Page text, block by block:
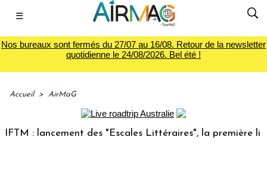
☰
Nos bureaux sont fermés du 27/07 au 16/08. Retour de la newsletter
quotidienne le 24/08/2026. Bel été !
Accueil > AirMaG
: lancement des "Escales Littéraires", la première